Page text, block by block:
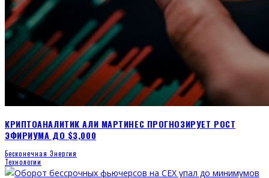
КРИПТОАНАЛИТИК АЛИ МАРТИНЕС ПРОГНОЗИРУЕТ РОСТ
ЭФИРИУМА ДО $3,000
Бесконечная Энергия
Технологии